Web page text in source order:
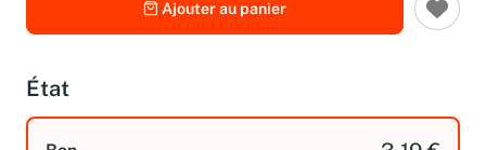
Ajouter au panier
État